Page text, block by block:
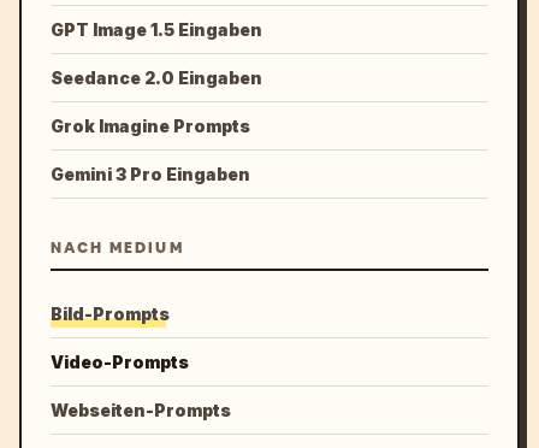
GPT Image 1.5 Eingaben
Seedance 2.0 Eingaben
Grok Imagine Prompts
Gemini 3 Pro Eingaben
NACH MEDIUM
Bild-Prompts
Video-Prompts
Webseiten-Prompts